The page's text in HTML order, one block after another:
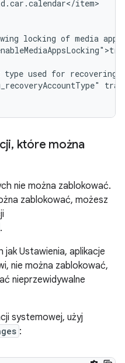
locking of media
type used for recovering
, które można
nie można zablokować.
zablokować, możesz
.
Ustawienia, aplikacje
nie można zablokować,
nieprzewidywalne
systemowej, użyj
: